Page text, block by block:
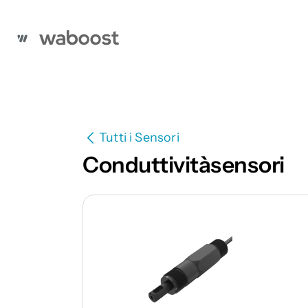
Tutti i Sensori
Conduttivitàsensori